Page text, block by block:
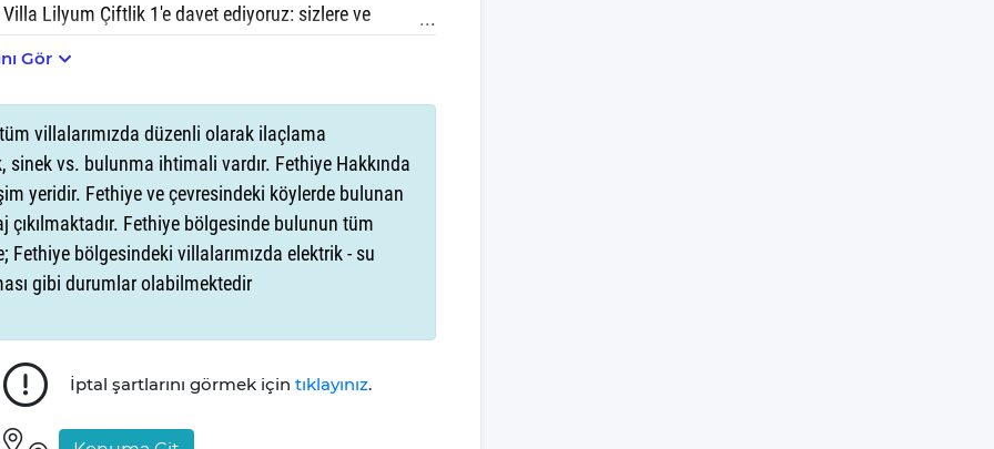
Lilyum Çiftlik 1'e davet ediyoruz: sizlere ve
Tatili gerçeğe dönüştürme fırsatını bulacaksınız.
huzur içinde zaman geçirme olanağı sunuyor.
doğa manzarasına bakarken içeceğiniz bir fincan
daha artıracak.
1,2 yatak odası, konforlu 3 yatak ve 1 banyo ile
evlerine dönmesini amaçlayan Villa Gezegeni,
olmayı gönülden arzular.
Gör
villalarımızda düzenli olarak ilaçlama
sinek vs. bulunma ihtimali vardır. Fethiye Hakkında
yeridir. Fethiye ve çevresindeki köylerde bulunan
çıkılmaktadır. Fethiye bölgesinde bulunun tüm
bölgesindeki villalarımızda elektrik - su
gibi durumlar olabilmektedir
İptal şartlarını görmek için tıklayınız.